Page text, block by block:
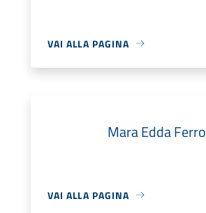
VAI ALLA PAGINA
Mara Edda Ferro
VAI ALLA PAGINA